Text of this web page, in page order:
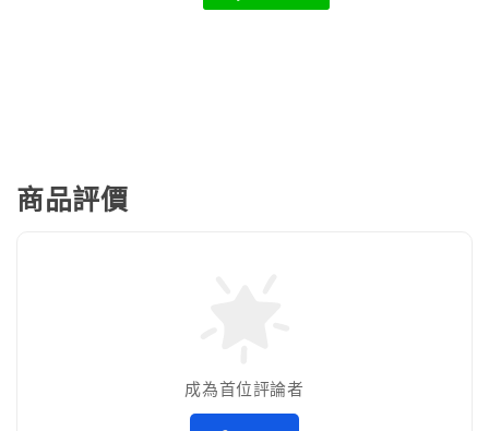
商品評價
成為首位評論者